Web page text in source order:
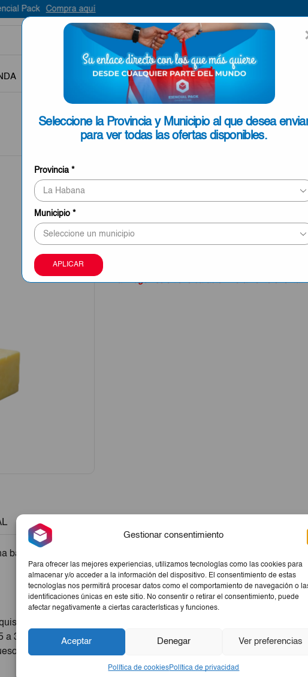
Gestionar consentimiento
Para ofrecer las mejores experiencias, utilizamos tecnologías como las cookies para
almacenar y/o acceder a la información del dispositivo. El consentimiento de estas
tecnologías nos permitirá procesar datos como el comportamiento de navegación o
identificaciones únicas en este sitio. No consentir o retirar el consentimiento, puede
afectar negativamente a ciertas características y funciones.
Aceptar Denegar Ver preferencias
Política de cookiesPolítica de privacidad
Seleccione la Provincia y Municipio al que desea
para ver todas las ofertas disponibles.
Provincia *
Municipio *
APLICAR
SEARCH
INPUT
Queso Gouda Columba Barra
3.1kg
€25,00
Este producto puede ser entregado en Pinar del
Mayabeque, La Habana, Matanzas, Cienfuegos,
La imagen sólo tiene carácter meramente
barra de 2.85 a 3.1kg.
sabor y textura cremosa. Perfecto para degustar solo o
3.1kg, este queso es ideal para satisfacer tus antojos gourmet.
del mercado.